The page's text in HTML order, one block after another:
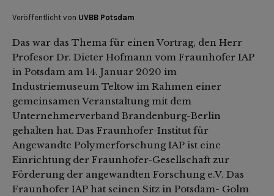
Veröffentlicht von UVBB Potsdam
Das war das Thema für einen Vortrag, den Herr
Profesor Dr. Dieter Hofmann vom Fraunhofer IAP
in Potsdam am 14. Januar 2020 im
Industriemuseum Teltow im Rahmen einer
gemeinsamen Veranstaltung mit dem
Unternehmerverband Brandenburg-Berlin
gehalten hat. Das Fraunhofer-Institut für
Angewandte Polymerforschung IAP ist eine
Einrichtung der Fraunhofer-Gesellschaft zur
Förderung der angewandten Forschung e.V. Das
Fraunhofer IAP hat seinen Sitz in Potsdam- Golm